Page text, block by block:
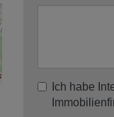
Ich habe